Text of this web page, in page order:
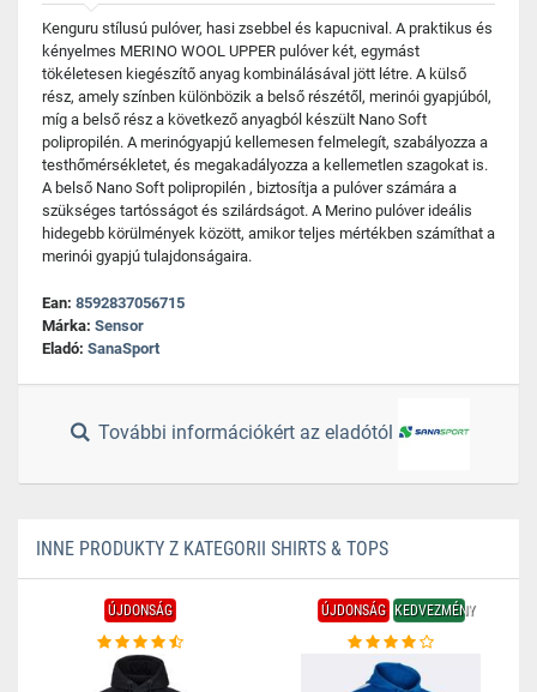
Kenguru stílusú pulóver, hasi zsebbel és kapucnival. A praktikus és
kényelmes MERINO WOOL UPPER pulóver két, egymást
tökéletesen kiegészítő anyag kombinálásával jött létre. A külső
rész, amely színben különbözik a belső részétől, merinói gyapjúból,
míg a belső rész a következő anyagból készült Nano Soft
polipropilén. A merinógyapjú kellemesen felmelegít, szabályozza a
testhőmérsékletet, és megakadályozza a kellemetlen szagokat is.
A belső Nano Soft polipropilén , biztosítja a pulóver számára a
szükséges tartósságot és szilárdságot. A Merino pulóver ideális
hidegebb körülmények között, amikor teljes mértékben számíthat a
merinói gyapjú tulajdonságaira.
Ean: 8592837056715
Márka: Sensor
Eladó: SanaSport
További információkért az eladótól
INNE PRODUKTY Z KATEGORII SHIRTS & TOPS
ÚJDONSÁG ÚJDONSÁG KEDVEZMÉNY